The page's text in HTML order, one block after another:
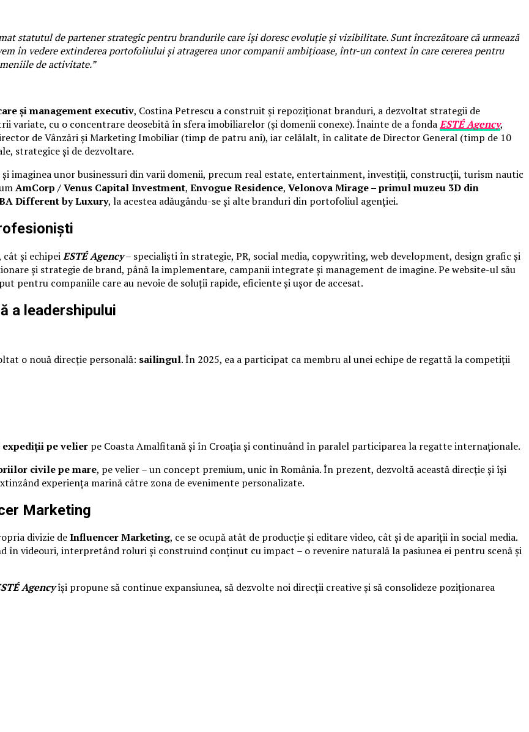
statutul de partener strategic pentru brandurile care își doresc evoluție și vizibilitate. Sunt încrezătoare că urmează
în vedere extinderea portofoliului și atragerea unor companii ambițioase, într-un context în care cererea pentru
de activitate.”
și management executiv, Costina Petrescu a construit și repoziționat branduri, a dezvoltat strategii de
variate, cu o concentrare deosebită în sfera imobiliarelor (și domenii conexe). Înainte de a fondaESTÉ Agency,
de Vânzări și Marketing Imobiliar (timp de patru ani), iar celălalt, în calitate de Director General (timp de 10
strategice și de dezvoltare.
imaginea unor businessuri din varii domenii, precum real estate, entertainment, investiții, construcții, turism nautic
AmCorp / Venus Capital Investment, Envogue Residence, Velonova Mirage – primul muzeu 3D din
Different by Luxury, la acestea adăugându-se și alte branduri din portofoliul agenției.
cât și echipeiESTÉ Agency– specialiști în strategie, PR, social media, copywriting, web development, design grafic și
și strategie de brand, până la implementare, campanii integrate și management de imagine. Pe website-ul său
pentru companiile care au nevoie de soluții rapide, eficiente și ușor de accesat.
a leadershipului
o nouă direcție personală: sailingul. În 2025, ea a participat ca membru al unei echipe de regattă la competiții
expediții pe velier pe Coasta Amalfitană și în Croația și continuând în paralel participarea la regatte internaționale.
civile pe mare, pe velier – un concept premium, unic în România. În prezent, dezvoltă această direcție și își
experiența marină către zona de evenimente personalizate.
Marketing
divizie deInfluencer Marketing, ce se ocupă atât de producție și editare video, cât și de apariții în social media.
în videouri, interpretând roluri și construind conținut cu impact – o revenire naturală la pasiunea ei pentru scenă și
Agencyîși propune să continue expansiunea, să dezvolte noi direcții creative și să consolideze poziționarea